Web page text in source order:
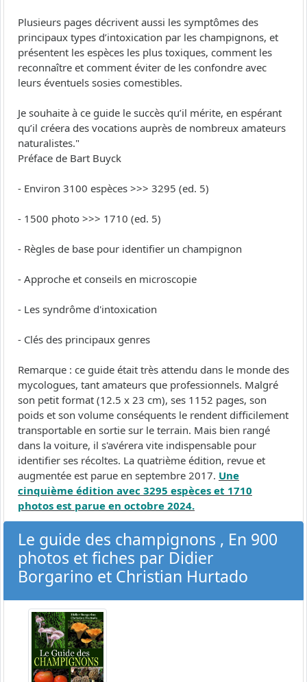
Plusieurs pages décrivent aussi les symptômes des
principaux types d’intoxication par les champignons, et
présentent les espèces les plus toxiques, comment les
reconnaître et comment éviter de les confondre avec
leurs éventuels sosies comestibles.
Je souhaite à ce guide le succès qu’il mérite, en espérant
qu’il créera des vocations auprès de nombreux amateurs
naturalistes."
Préface de Bart Buyck
- Environ 3100 espèces >>> 3295 (ed. 5)
- 1500 photo >>> 1710 (ed. 5)
- Règles de base pour identifier un champignon
- Approche et conseils en microscopie
- Les syndrôme d'intoxication
- Clés des principaux genres
Remarque : ce guide était très attendu dans le monde des
mycologues, tant amateurs que professionnels. Malgré
son petit format (12.5 x 23 cm), ses 1152 pages, son
poids et son volume conséquents le rendent difficilement
transportable en sortie sur le terrain. Mais bien rangé
dans la voiture, il s'avérera vite indispensable pour
identifier ses récoltes. La quatrième édition, revue et
augmentée est parue en septembre 2017. Une
cinquième édition avec 3295 espèces et 1710
photos est parue en octobre 2024.
Le guide des champignons , En 900
photos et fiches par Didier
Borgarino et Christian Hurtado